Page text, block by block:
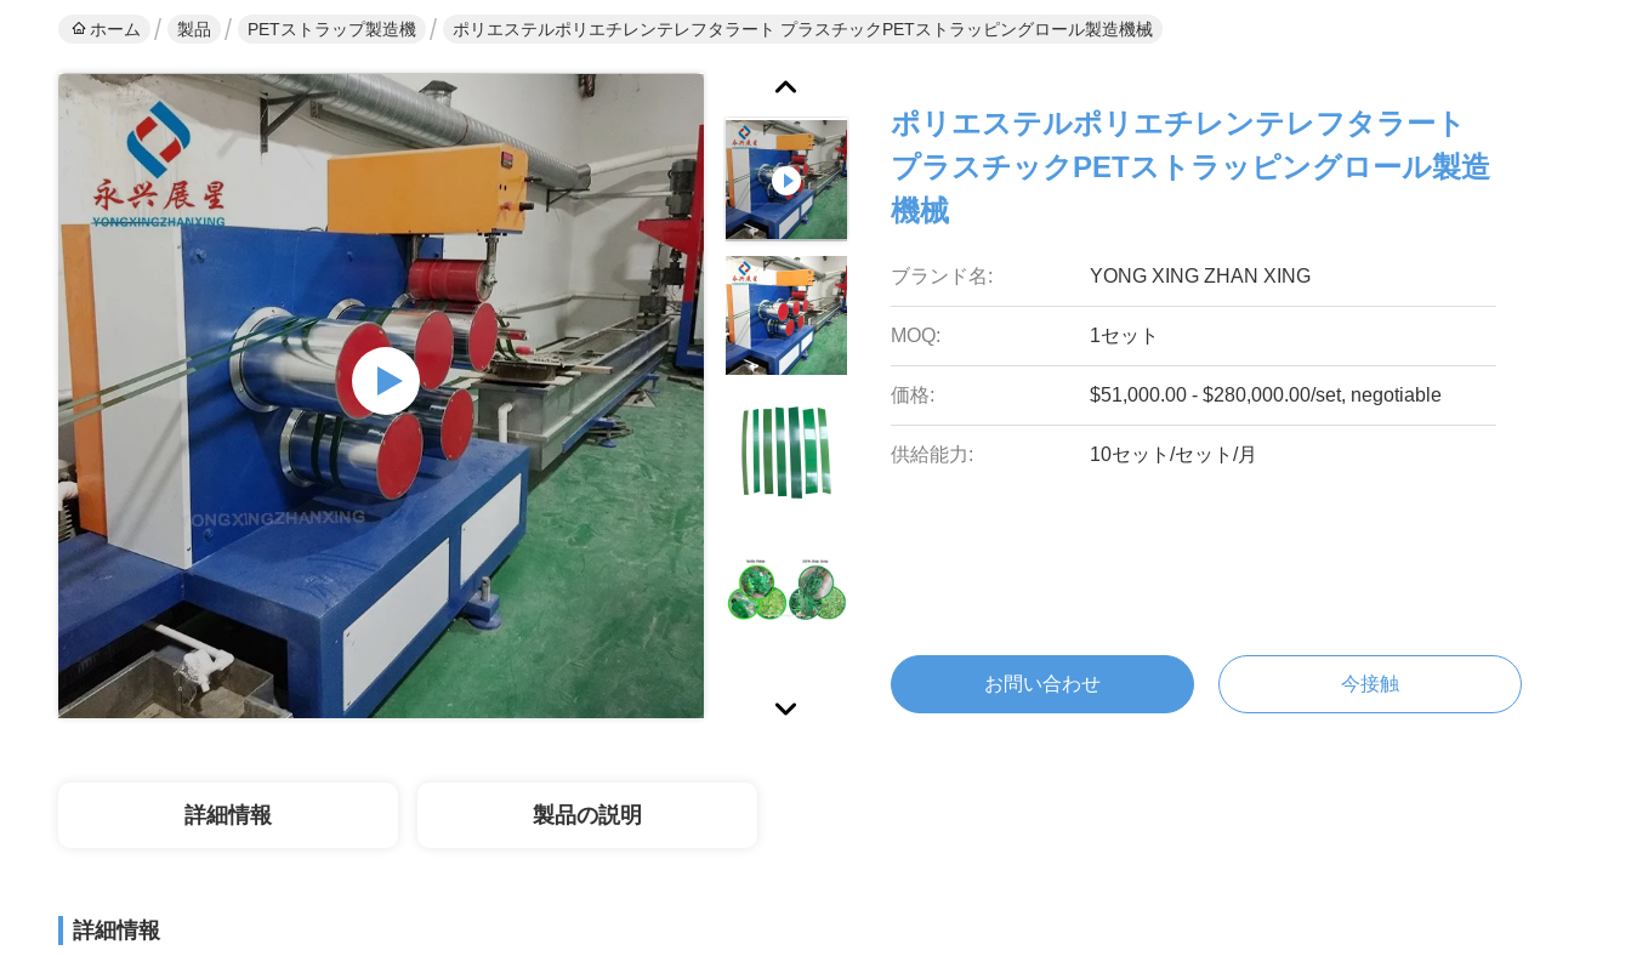
ホーム 製品 PETストラップ製造機 ポリエステルポリエチレンテレフタラート プラスチックPETストラッピングロール製造機械
ポリエステルポリエチレンテレフタラート
プラスチックPETストラッピングロール製造
機械
ブランド名: YONG XING ZHAN XING
MOQ: 1セット
価格: $51,000.00 - $280,000.00/set, negotiable
供給能力: 10セット/セット/月
お問い合わせ 今接触
詳細情報 製品の説明
詳細情報